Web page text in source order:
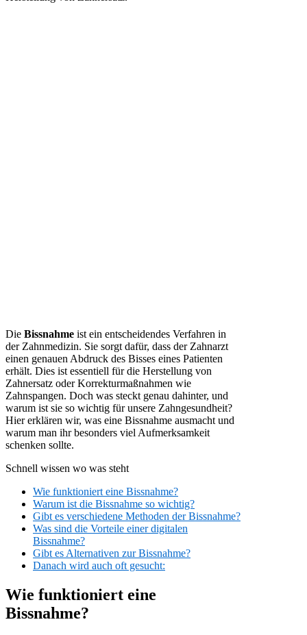
Die Bissnahme ist ein entscheidendes Verfahren in
der Zahnmedizin. Sie sorgt dafür, dass der Zahnarzt
einen genauen Abdruck des Bisses eines Patienten
erhält. Dies ist essentiell für die Herstellung von
Zahnersatz oder Korrekturmaßnahmen wie
Zahnspangen. Doch was steckt genau dahinter, und
warum ist sie so wichtig für unsere Zahngesundheit?
Hier erklären wir, was eine Bissnahme ausmacht und
warum man ihr besonders viel Aufmerksamkeit
schenken sollte.
Schnell wissen wo was steht
Wie funktioniert eine Bissnahme?
Warum ist die Bissnahme so wichtig?
Gibt es verschiedene Methoden der Bissnahme?
Was sind die Vorteile einer digitalen
Bissnahme?
Gibt es Alternativen zur Bissnahme?
Danach wird auch oft gesucht:
Wie funktioniert eine
Bissnahme?